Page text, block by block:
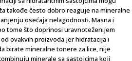
takođe često dobro reaguje na mineralne
osećaja nelagodnosti. Masna i
tome što doprinosi uravnoteženijem
ovakvih proizvoda jer hidratacija i
birate mineralne tonere za lice, nije
minerale sa sastojcima koji